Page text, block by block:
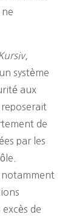
ne
,
système
aux
de
par les
notamment
de